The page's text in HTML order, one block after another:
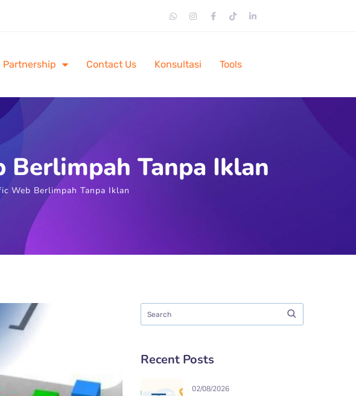
Partnership Contact Us Konsultasi Tools
Berlimpah Tanpa Iklan
Web Berlimpah Tanpa Iklan
Recent Posts
02/08/2026